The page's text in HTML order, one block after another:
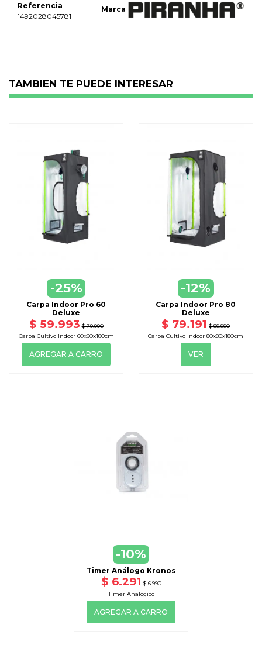
Marca
Referencia
1492028045781
TAMBIEN TE PUEDE INTERESAR
-25%
Carpa Indoor Pro 60
Deluxe
$ 59.993 $ 79.990
Carpa Cultivo Indoor 60x60x180cm
AGREGAR A CARRO
-12%
PRODUCTO VOLVERÁ PRONTO
Carpa Indoor Pro 80
Deluxe
$ 79.191 $ 89.990
Carpa Cultivo Indoor 80x80x180cm
VER
-10%
Timer Análogo Kronos
$ 6.291 $ 6.990
Timer Analógico
AGREGAR A CARRO